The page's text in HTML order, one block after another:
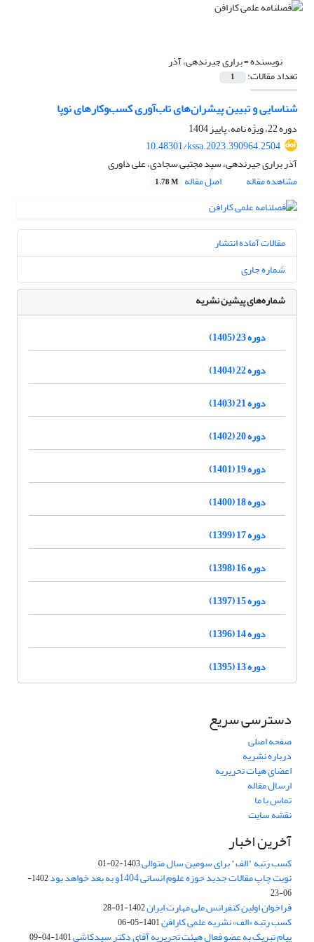
نویسنده =براری جیرندهی، آذر
تعداد مقالات: 1
شناسایی و تبیین پیشران‌های تاب‌آوری کسب‌وکارهای نوپا
دوره 22، ویژه نامه، پاییز 1404
10.48301/kssa.2023.390964.2504
آذر براری جیرندهی، سید مجتبی سجادی، علی داوری
مشاهده مقاله
اصل مقاله 1.78 M
مقالات آماده انتشار
شماره جاری
شماره‌های پیشین نشریه
دوره 23 (1405)
دوره 22 (1404)
دوره 21 (1403)
دوره 20 (1402)
دوره 19 (1401)
دوره 18 (1400)
دوره 17 (1399)
دوره 16 (1398)
دوره 15 (1397)
دوره 14 (1396)
دوره 13 (1395)
دسترسی سریع
صفحه اصلی
درباره نشریه
اعضای هیات تحریریه
ارسال مقاله
تماس با ما
نقشه سایت
آخرین اخبار
کسب رتبه "الف" برای سومین سال متوالی1403-02-01
نوبت چاپ مقالات جدید حوزه علوم انسانی 1404و به بعد خواهد بود
1402-
06-23
فراخوان اولین کنفرانس ملی مهارت ایران1402-01-28
کسب رتبه «الف» نشریه علمی کارافن1401-05-06
پیام تبریک به عضو فعال هیئت تحریریه آقای دکتر سیدکاشی1401-04-09